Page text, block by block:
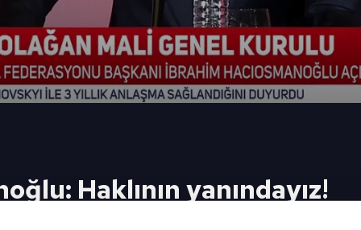
Haklının yanındayız!
İbrahim Hacıosmanoğlu, Ankara'da